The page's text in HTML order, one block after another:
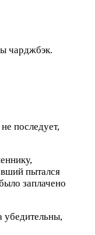
чарджбэк.
последует,
пытался
заплачено
убедительны,